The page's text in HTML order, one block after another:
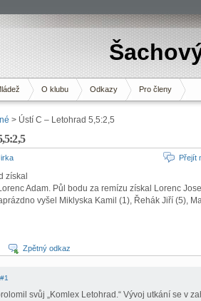
O klubu Odkazy Pro členy
> Ústí C – Letohrad 5,5:2,5
Přejít
získal
Adam. Půl bodu za remízu získal Lorenc
vyšel Miklyska Kamil (1), Řehák Jiří (5),
Zpětný odkaz
#1
svůj „Komlex Letohrad.“ Vývoj utkání se v